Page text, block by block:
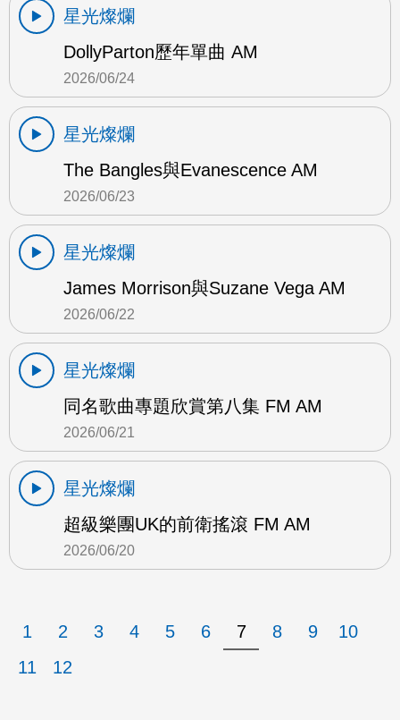
星光燦爛
DollyParton歷年單曲 AM
2026/06/24
星光燦爛
The Bangles與Evanescence AM
2026/06/23
星光燦爛
James Morrison與Suzane Vega AM
2026/06/22
星光燦爛
同名歌曲專題欣賞第八集 FM AM
2026/06/21
星光燦爛
超級樂團UK的前衛搖滾 FM AM
2026/06/20
1 2 3 4 5 6 7 8 9
10
11
12